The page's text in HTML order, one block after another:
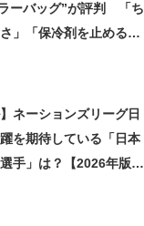
ーバッグ”が評判 「ち
」「保冷剤を止めるベ
ネーションズリーグ日
を期待している「日本
手」は？【2026年版・